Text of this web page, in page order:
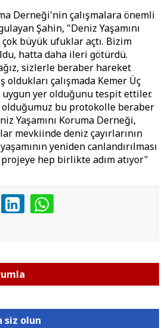
Derneği'nin çalışmalara önemli
Şahin, "Deniz Yaşamını
büyük ufuklar açtı. Bizim
hatta daha ileri götürdü.
sizlerle beraber hareket
oldukları çalışmada Kemer Üç
yer olduğunu tespit ettiler.
olduğumuz bu protokolle beraber
Yaşamını Koruma Derneği,
mevkiinde deniz çayırlarının
yeniden canlandırılması
hep birlikte adım atıyor"
siz olun